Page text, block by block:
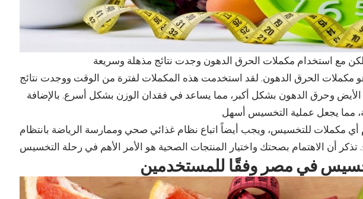
مع استخدام مكملات الحرق الدهون وجدت نتائج مذهلة وسريعة
الحرق الدهون. لقد استخدمت هذه المكملات لفترة من الوقت ووجدت نتائج
وحرق الدهون بشكل أكبر، مما يساعد في فقدان الوزن بشكل أسرع. بالإضافة
مكملات للتخسيس، ويجب أيضاً اتباع نظام غذائي صحي وممارسة الرياضة بانتظام
في مصر وفقًا للمستخدمين